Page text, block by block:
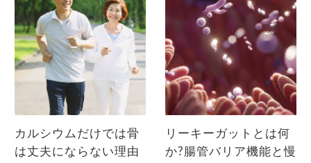
カルシウムだけでは骨
は丈夫にならない理由
リーキーガットとは何
か?腸管バリア機能と慢